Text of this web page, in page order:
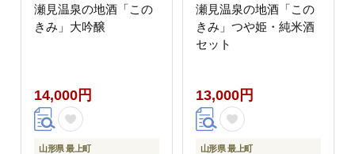
瀬見温泉の地酒「この
きみ」大吟醸
14,000円
山形県 最上町
瀬見温泉の地酒「この
きみ」つや姫・純米酒
セット
13,000円
山形県 最上町